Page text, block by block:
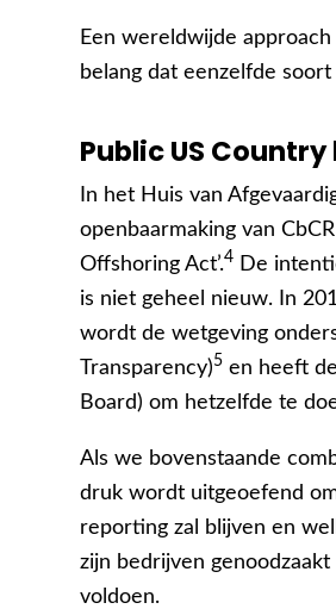
Een wereldwijde
belang dat eenzelfde
Public US
In het Huis van
openbaarmaking van
Offshoring Act’.4 De
is niet geheel nieuw. In
wordt de wetgeving
Transparency)5 en heeft
Board) om hetzelfde te
Als we bovenstaande
druk wordt uitgeoefend
reporting zal blijven en
zijn bedrijven
voldoen.